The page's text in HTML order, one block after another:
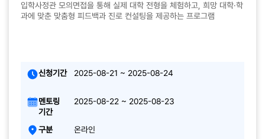
입학사정관 모의면접을 통해 실제 대학 전형을 체험하고, 희망 대학·학
과에 맞춘 맞춤형 피드백과 진로 컨설팅을 제공하는 프로그램
신청기간 2025-08-21 ~ 2025-08-24
멘토링
기간
2025-08-22 ~ 2025-08-23
구분 온라인